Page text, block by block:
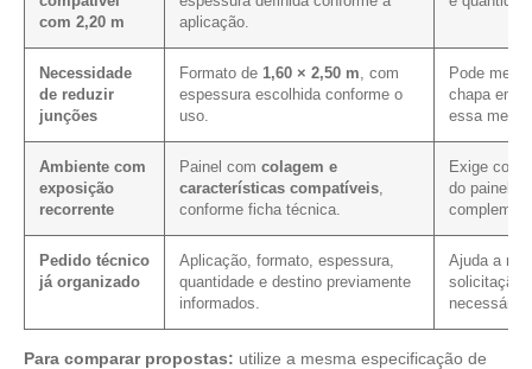
com 2,20 m
aplicação.
Necessidade
de reduzir
junções
Formato de 1,60 × 2,50 m , com
espessura escolhida conforme o
uso.
Pode
chapa em
essa
Ambiente com
exposição
recorrente
Painel com colagem e
características compatíveis
conforme ficha técnica.
Exige
do painel e
Pedido técnico
já organizado
Aplicação, formato, espessura,
quantidade e destino previamente
informados.
Ajuda a
solicitação,
necessário.
Para comparar propostas: utilize a mesma especificação de